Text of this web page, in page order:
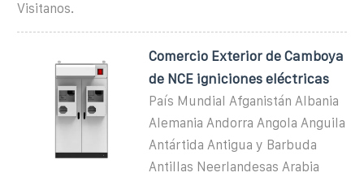
Visitanos.
Comercio Exterior de Camboya
de NCE igniciones eléctricas
País Mundial Afganistán Albania
Alemania Andorra Angola Anguila
Antártida Antigua y Barbuda
Antillas Neerlandesas Arabia